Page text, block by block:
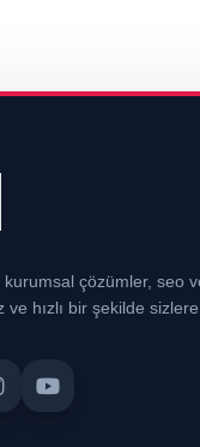
çözümler, seo
hızlı bir şekilde sizlere